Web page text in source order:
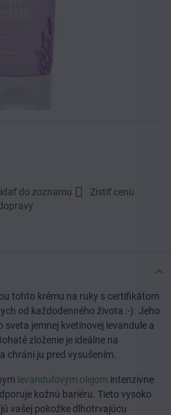
do zoznamu
Zistiť cenu
tohto krému na ruky s certifikátom
od každodenného života :-). Jeho
sveta jemnej kvetinovej levandule a
zloženie je ideálne na
chráni ju pred vysušením.
levanduľovým olejom intenzívne
kožnú bariéru. Tieto vysoko
vašej pokožke dlhotrvajúcu